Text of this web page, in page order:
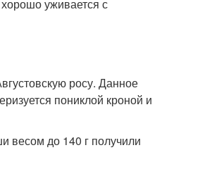
уживается с
росу. Данное
пониклой кроной и
весом до 140 г получили